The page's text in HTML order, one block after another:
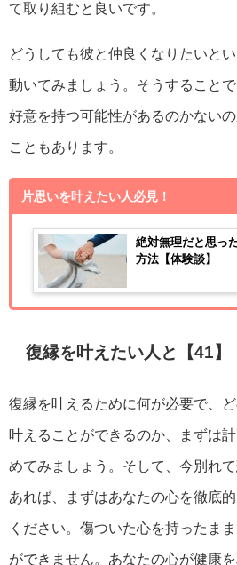
て取り組むと良いです。
どうしても彼と仲良くなりたいと
動いてみましょう。そうすること
好意を持つ可能性があるのかない
こともあります。
片思いを叶えたい人必見！
絶対無理だと思っ
方法【体験談】
復縁を叶えたい人と【41】
復縁を叶えるために何が必要で、
叶えることができるのか、まずは
めてみましょう。そして、今別れ
あれば、まずはあなたの心を徹底
ください。傷ついた心を持ったま
ができません。あなたの心が健康